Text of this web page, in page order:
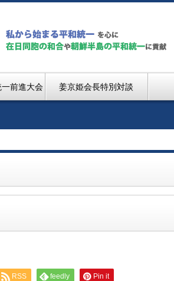
前進大会 姜京姫会長特別対談
RSS feedly Pin it